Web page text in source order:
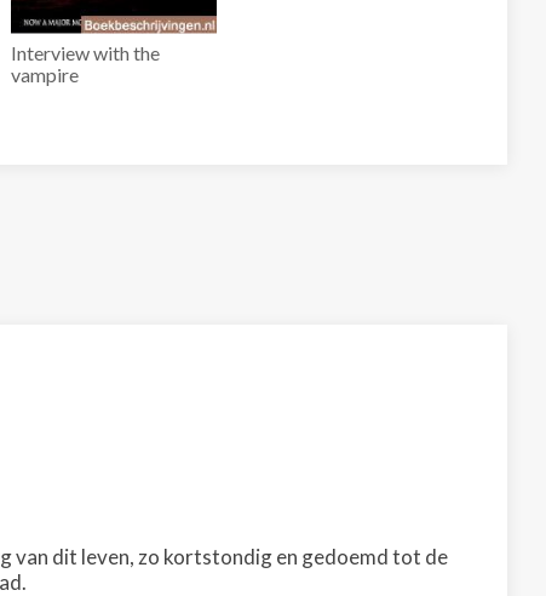
Interview with the
vampire
van dit leven, zo kortstondig en gedoemd tot de